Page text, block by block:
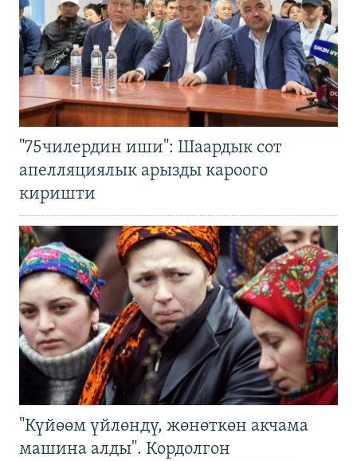
"75чилердин иши": Шаардык сот
апелляциялык арызды кароого
киришти
"Күйөөм үйлөндү, жөнөткөн акчама
машина алды". Кордолгон